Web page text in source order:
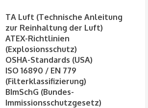
TA Luft (Technische Anleitung
zur Reinhaltung der Luft)
ATEX-Richtlinien
(Explosionsschutz)
OSHA-Standards (USA)
ISO 16890 / EN 779
(Filterklassifizierung)
BImSchG (Bundes-
Immissionsschutzgesetz)